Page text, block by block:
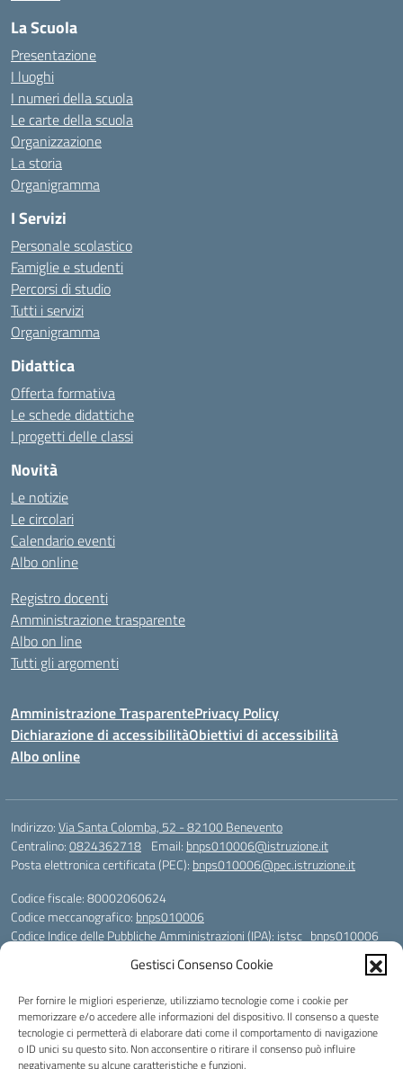
Gestisci Consenso Cookie
Per fornire le migliori esperienze, utilizziamo tecnologie come i cookie per
memorizzare e/o accedere alle informazioni del dispositivo. Il consenso a queste
tecnologie ci permetterà di elaborare dati come il comportamento di navigazione
o ID unici su questo sito. Non acconsentire o ritirare il consenso può influire
negativamente su alcune caratteristiche e funzioni.
La Scuola
Presentazione
I luoghi
I numeri della scuola
Le carte della scuola
Organizzazione
La storia
Organigramma
I Servizi
Personale scolastico
Famiglie e studenti
Percorsi di studio
Tutti i servizi
Organigramma
Didattica
Offerta formativa
Le schede didattiche
I progetti delle classi
Novità
Le notizie
Le circolari
Calendario eventi
Albo online
Registro docenti
Amministrazione trasparente
Albo on line
Tutti gli argomenti
Amministrazione TrasparentePrivacy Policy
Dichiarazione di accessibilitàObiettivi di accessibilità
Albo online
Indirizzo:Via Santa Colomba, 52 - 82100 Benevento
Centralino:0824362718 Email: bnps010006@istruzione.it
Posta elettronica certificata (PEC): bnps010006@pec.istruzione.it
Codice fiscale: 80002060624
Codice meccanografico: bnps010006
Codice Indice delle Pubbliche Amministrazioni (IPA): istsc_bnps010006
Codice Univoco per le fatture elettroniche: UFHWS5
Liceo Scientifico "Gaetano Rummo"
Conto Corrente Bancario (C.C.B.):
IT17 H 03069 15003 100000046036